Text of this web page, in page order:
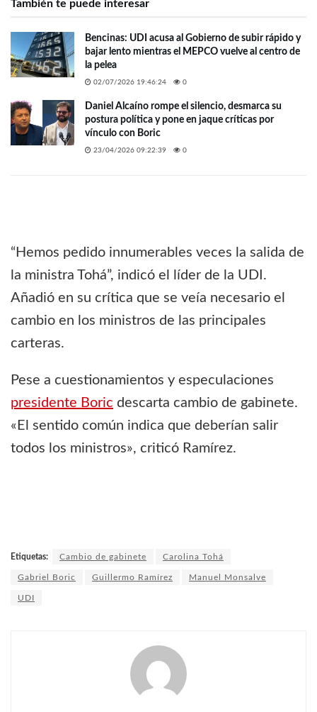
También te puede interesar
Bencinas: UDI acusa al Gobierno de subir rápido y
bajar lento mientras el MEPCO vuelve al centro de
la pelea
02/07/2026 19:46:24 0
Daniel Alcaíno rompe el silencio, desmarca su
postura política y pone en jaque críticas por
vínculo con Boric
23/04/2026 09:22:39 0
“Hemos pedido innumerables veces la salida de
la ministra Tohá”, indicó el líder de la UDI.
Añadió en su crítica que se veía necesario el
cambio en los ministros de las principales
carteras.
Pese a cuestionamientos y especulaciones
presidente Boric descarta cambio de gabinete.
«El sentido común indica que deberían salir
todos los ministros», criticó Ramírez.
Etiquetas: Cambio de gabinete Carolina Tohá
Gabriel Boric Guillermo Ramírez Manuel Monsalve
UDI